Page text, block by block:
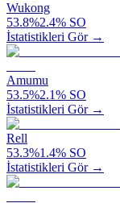
Wukong
53.8%2.4% SO
İstatistikleri Gör →
Amumu
53.5%2.1% SO
İstatistikleri Gör →
Rell
53.3%1.4% SO
İstatistikleri Gör →